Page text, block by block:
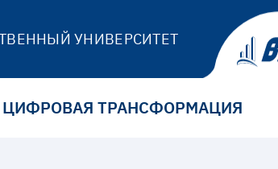
УНИВЕРСИТЕТ
ЦИФРОВАЯ ТРАНСФОРМАЦИЯ